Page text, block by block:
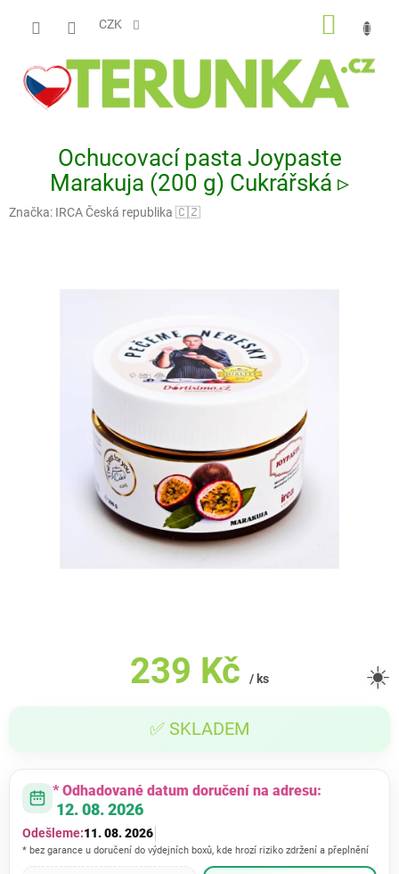
CZK
Ochucovací pasta Joypaste
Marakuja (200 g) Cukrářská ▹
Značka: IRCA Česká republika 🇨🇿
239 Kč / ks
cena:
✅ SKLADEM
☀️
* Odhadované datum doručení na adresu:
12. 08. 2026
Odešleme:11. 08. 2026
* bez garance u doručení do výdejních boxů, kde hrozí riziko zdržení a přeplnění